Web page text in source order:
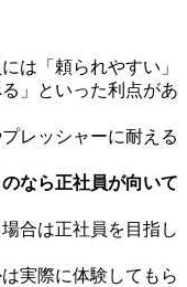
は「頼られやすい」
」といった利点があ
レッシャーに耐える
なら正社員が向いて
合は正社員を目指し
実際に体験してもら